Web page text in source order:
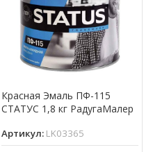
Красная Эмаль ПФ-115
СТАТУС 1,8 кг РадугаМалер
Артикул: LK03365